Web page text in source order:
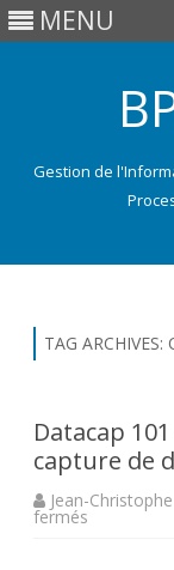
MENU
Gestion de
TAG ARCHIVES:
Datacap
capture de
Jean-Christophe
fermés